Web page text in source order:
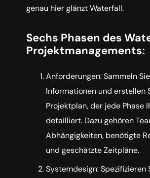
genau hier glänzt Waterfall.
Sechs Phasen des
Projektmanagements:
Anforderungen: Sammeln Sie
Informationen und erstellen
Projektplan, der jede Phase
detailliert. Dazu gehören
Abhängigkeiten, benötigte
und geschätzte Zeitpläne.
Systemdesign: Spezifizieren